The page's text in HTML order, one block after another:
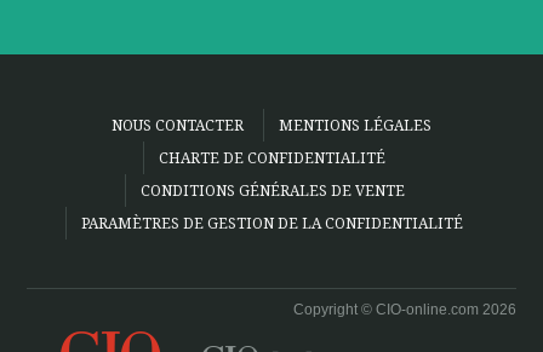
NOUS CONTACTER
MENTIONS LÉGALES
CHARTE DE CONFIDENTIALITÉ
CONDITIONS GÉNÉRALES DE VENTE
PARAMÈTRES DE GESTION DE LA CONFIDENTIALITÉ
Copyright © CIO-online.com 2026